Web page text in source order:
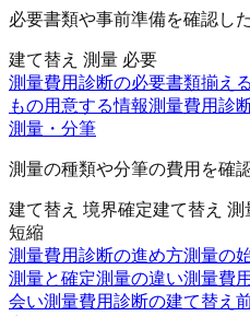
必要書類や事前準備を確認し
建て替え 測量 必要
測量費用診断の必要書類揃え
もの用意する情報測量費用診
測量・分筆
測量の種類や分筆の費用を確
建て替え 境界確定建て替え 測
短縮
測量費用診断の進め方測量の
測量と確定測量の違い測量費
会い測量費用診断の建て替え